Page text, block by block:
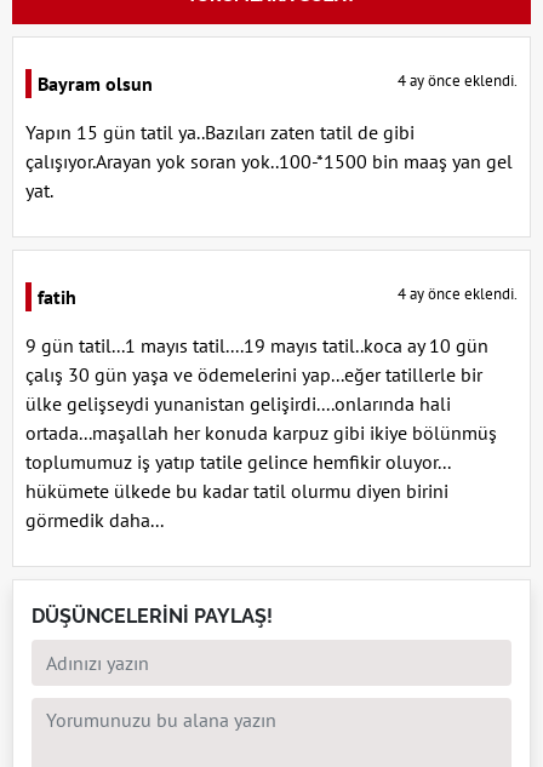
Bayram olsun 4 ay önce eklendi.
Yapın 15 gün tatil ya..Bazıları zaten tatil de gibi
çalışıyor.Arayan yok soran yok..100-*1500 bin maaş yan gel
yat.
fatih 4 ay önce eklendi.
9 gün tatil...1 mayıs tatil....19 mayıs tatil..koca ay 10 gün
çalış 30 gün yaşa ve ödemelerini yap...eğer tatillerle bir
ülke gelişseydi yunanistan gelişirdi....onlarında hali
ortada...maşallah her konuda karpuz gibi ikiye bölünmüş
toplumumuz iş yatıp tatile gelince hemfikir oluyor...
hükümete ülkede bu kadar tatil olurmu diyen birini
görmedik daha...
DÜŞÜNCELERİNİ PAYLAŞ!